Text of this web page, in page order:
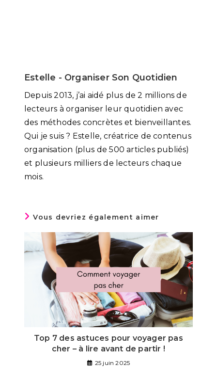
Estelle - Organiser Son Quotidien
Depuis 2013, j’ai aidé plus de 2 millions de
lecteurs à organiser leur quotidien avec
des méthodes concrètes et bienveillantes.
Qui je suis ? Estelle, créatrice de contenus
organisation (plus de 500 articles publiés)
et plusieurs milliers de lecteurs chaque
mois.
Vous devriez également aimer
Top 7 des astuces pour voyager pas
cher – à lire avant de partir !
25 juin 2025